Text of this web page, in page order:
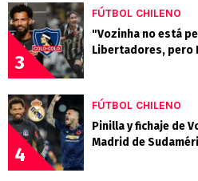
3
FÚTBOL CHILENO
"Vozinha no está
Libertadores, pero
4
FÚTBOL CHILENO
Pinilla y fichaje de
Madrid de